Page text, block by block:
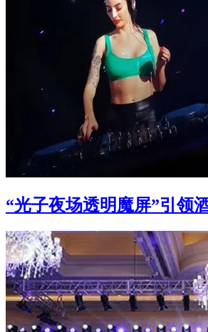
“光子夜场透明魔屏”引领